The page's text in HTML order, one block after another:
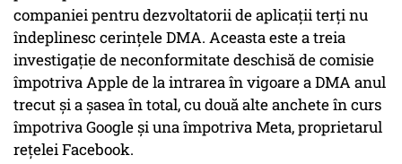
companiei pentru dezvoltatorii de aplicații terți nu
îndeplinesc cerințele DMA. Aceasta este a treia
investigație de neconformitate deschisă de comisie
împotriva Apple de la intrarea în vigoare a DMA anul
trecut și a șasea în total, cu două alte anchete în curs
împotriva Google și una împotriva Meta, proprietarul
rețelei Facebook.